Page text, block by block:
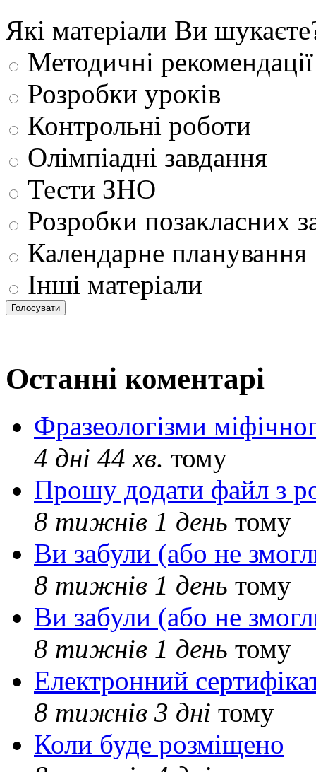
Які матеріали Ви
Методичні рекомендації
Розробки уроків
Контрольні роботи
Олімпіадні завдання
Тести ЗНО
Розробки позакласних
Календарне планування
Інші матеріали
Останні коментарі
Фразеологізми
4 дні 44 хв. тому
Прошу додати файл з
8 тижнів 1 день тому
Ви забули (або не
8 тижнів 1 день тому
Ви забули (або не
8 тижнів 1 день тому
Електронний
8 тижнів 3 дні тому
Коли буде розміщено